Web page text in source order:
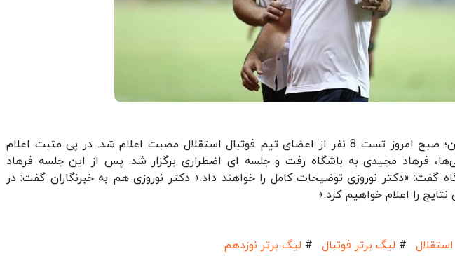
به گزارش خبرگزاری خبرآنلاین؛ صبح امروز تست 8 نفر از اعضای تیم فوتبال استقلال مصبت اعلام شد. در پی مثبت اعلام
فرهاد مجیدی به باشگاه رفت و جلسه ای اضطراری برگزار شد. پس از این جلسه فرهاد
گفت: «دکتر نوروزی توضیحات کامل را خواهند داد.» دکتر نوروزی هم به خبرنگاران گفت: در
را اعلام خواهیم کرد.»
استقلال # لیگ برتر فوتبال # لیگ برتر نوزدهم